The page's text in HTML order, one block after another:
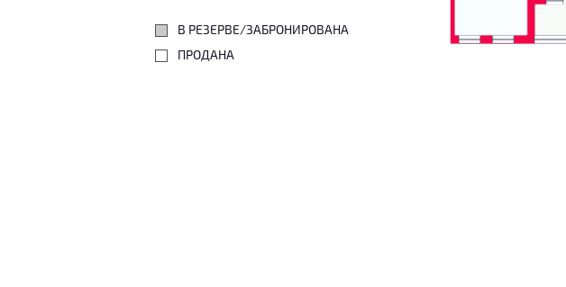
В РЕЗЕРВЕ/ЗАБРОНИРОВАНА
ПРОДАНА